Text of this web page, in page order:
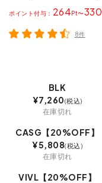
264 〜330
ポイント
8件
BLK
¥7,260 税込
在庫切れ
CASG【20%OFF】
¥5,808 税込
在庫切れ
VIVL【20%OFF】